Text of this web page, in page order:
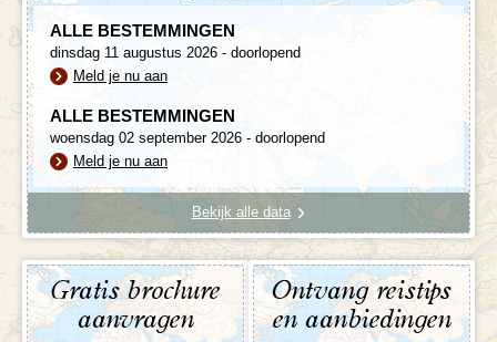
ALLE BESTEMMINGEN
dinsdag 11 augustus 2026 - doorlopend
Meld je nu aan
ALLE BESTEMMINGEN
woensdag 02 september 2026 - doorlopend
Meld je nu aan
Bekijk alle data
Gratis brochure
aanvragen
Ontvang reistips
en aanbiedingen